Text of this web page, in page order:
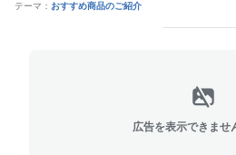
テーマ： おすすめ商品のご紹介
広告を表示できませ